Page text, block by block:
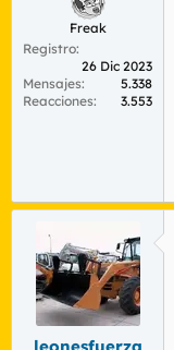
Freak
Registro
26 Dic 2023
Mensajes
5.338
Reacciones
3.553
leonesfuerza